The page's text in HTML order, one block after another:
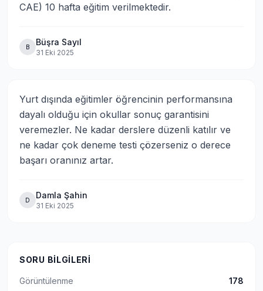
CAE) 10 hafta eğitim verilmektedir.
B Büşra Sayıl
31 Eki 2025
Yurt dışında eğitimler öğrencinin performansına
dayalı olduğu için okullar sonuç garantisini
veremezler. Ne kadar derslere düzenli katılır ve
ne kadar çok deneme testi çözerseniz o derece
başarı oranınız artar.
D Damla Şahin
31 Eki 2025
SORU BILGILERI
Görüntülenme
178